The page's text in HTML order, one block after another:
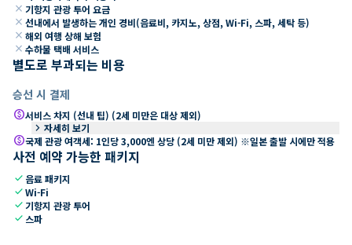
close 기항지 관광 투어 요금
close 선내에서 발생하는 개인 경비(음료비, 카지노, 상점, Wi-Fi, 스파, 세탁 등)
close 해외 여행 상해 보험
close 수하물 택배 서비스
별도로 부과되는 비용
승선 시 결제
paid서비스 차지 (선내 팁) (2세 미만은 대상 제외)
keyboard_arrow_right 자세히 보기
paid국제 관광 여객세: 1인당 3,000엔 상당 (2세 미만 제외) ※일본 출발 시에만 적용
사전 예약 가능한 패키지
check 음료 패키지
checkWi-Fi
check 기항지 관광 투어
check 스파